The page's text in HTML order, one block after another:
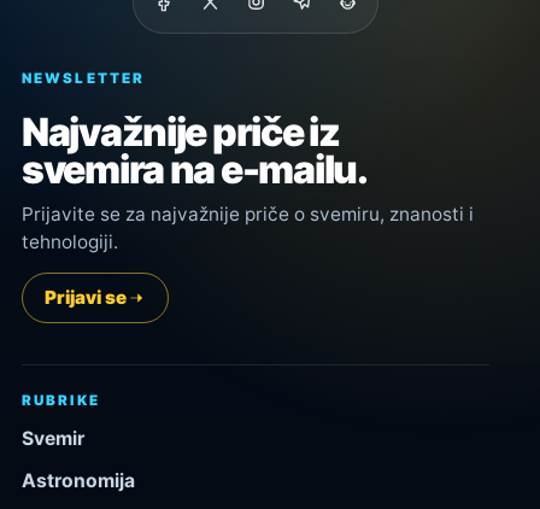
NEWSLETTER
Najvažnije priče iz
svemira na e-mailu.
Prijavite se za najvažnije priče o svemiru, znanosti i
tehnologiji.
Prijavi se
RUBRIKE
Svemir
Astronomija